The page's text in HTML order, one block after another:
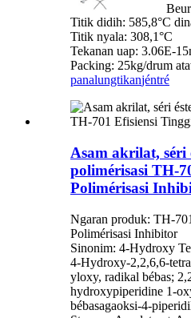
Titik didih: 585,8°C
Titik nyala: 308,1°C
Tekanan uap: 3.06E-
Packing: 25kg/drum
panalungtikanjéntré
Asam akrilat, séri
polimérisasi TH-
Polimérisasi
Ngaran produk: TH-
Polimérisasi Inhibitor
Sinonim: 4-Hydroxy
4-Hydroxy-2,2,6,6-
yloxy, radikal bébas;
hydroxypiperidine 1-
bébasagaoksi-4-